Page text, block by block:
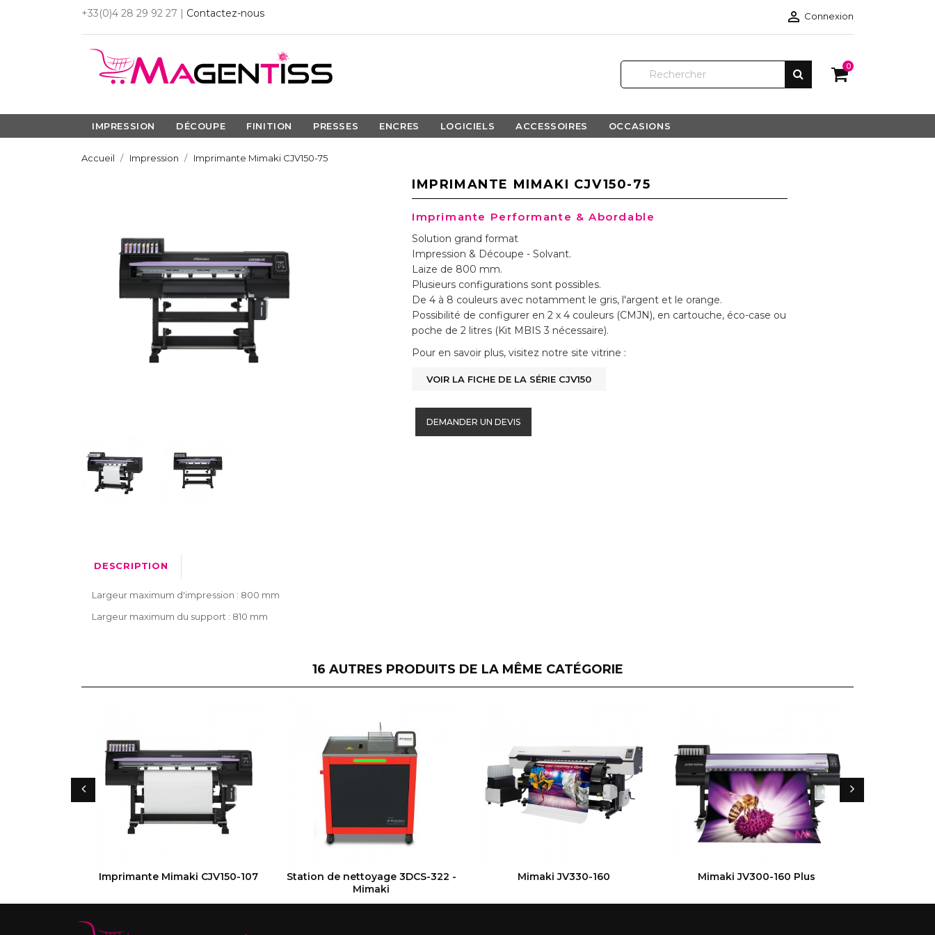
+33(0)4 28 29 92 27 | Contactez-nous  Connexion
0
IMPRESSION DÉCOUPE FINITION PRESSES ENCRES LOGICIELS ACCESSOIRES OCCASIONS
Accueil Impression Imprimante Mimaki CJV150-75
IMPRIMANTE MIMAKI CJV150-75
Imprimante Performante & Abordable
Solution grand format
Impression & Découpe - Solvant.
Laize de 800 mm.
Plusieurs configurations sont possibles.
De 4 à 8 couleurs avec notamment le gris, l'argent et le orange.
Possibilité de configurer en 2 x 4 couleurs (CMJN), en cartouche, éco-case ou
poche de 2 litres (Kit MBIS 3 nécessaire).
Pour en savoir plus, visitez notre site vitrine :
VOIR LA FICHE DE LA SÉRIE CJV150
DEMANDER UN DEVIS
DESCRIPTION
Largeur maximum d'impression : 800 mm
Largeur maximum du support : 810 mm
16 AUTRES PRODUITS DE LA MÊME CATÉGORIE
VOIR LE PRODUIT
Imprimante Mimaki CJV150-107 VOIR LE PRODUIT
Station de nettoyage 3DCS-322 -
Mimaki
VOIR LE PRODUIT
Mimaki JV330-160 VOIR LE PRODUIT
Mimaki JV300-160 Plus